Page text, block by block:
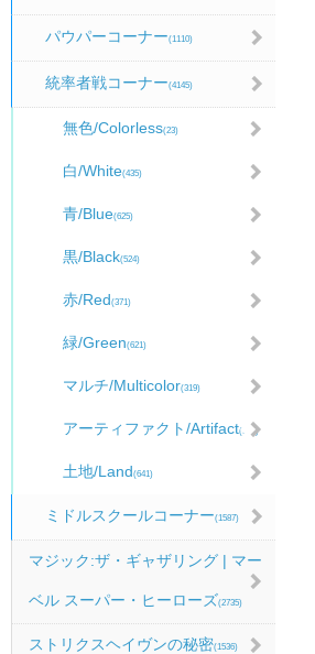
パウパーコーナー(1110)
統率者戦コーナー(4145)
無色/Colorless(23)
白/White(435)
青/Blue(625)
黒/Black(524)
赤/Red(371)
緑/Green(621)
マルチ/Multicolor(319)
アーティファクト/Artifact(585)
土地/Land(641)
ミドルスクールコーナー(1587)
マジック:ザ・ギャザリング | マー
ベル スーパー・ヒーローズ(2735)
ストリクスヘイヴンの秘密(1536)